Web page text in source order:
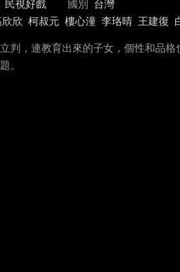
民視好戲 國別 台灣
欣 柯叔元 樓心潼 李珞晴 王建復
判，連教育出來的子女，個性和品
。